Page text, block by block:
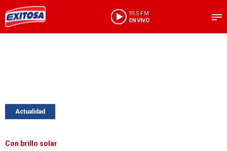
95.5 FM
EN VIVO
Actualidad
Con brillo solar